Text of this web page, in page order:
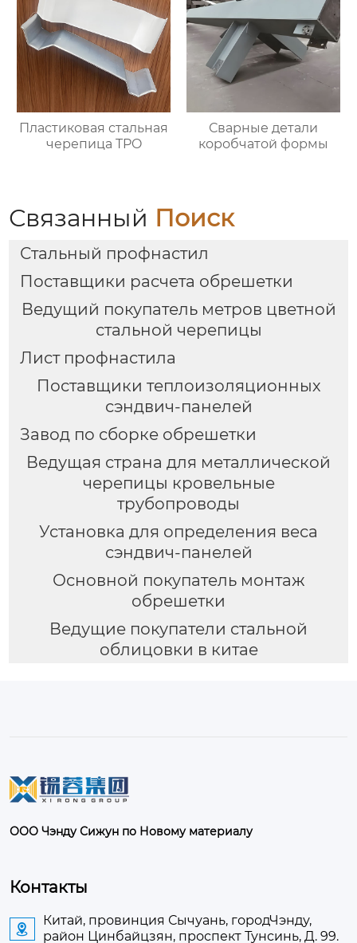
Пластиковая стальная
черепица TPO
Сварные детали
коробчатой формы
Связанный Поиск
Стальный профнастил
Поставщики расчета обрешетки
Ведущий покупатель метров цветной
стальной черепицы
Лист профнастила
Поставщики теплоизоляционных
сэндвич-панелей
Завод по сборке обрешетки
Ведущая страна для металлической
черепицы кровельные
трубопроводы
Установка для определения веса
сэндвич-панелей
Основной покупатель монтаж
обрешетки
Ведущие покупатели стальной
облицовки в китае
ООО Чэнду Сижун по Новому материалу
Контакты

Китай, провинция Сычуань, городЧэнду,
район Цинбайцзян, проспект Тунсинь, Д. 99.